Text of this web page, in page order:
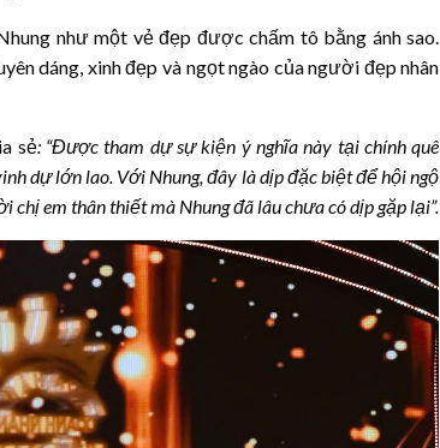
như một vẻ đẹp được chấm tô bằng ánh sao.
dáng, xinh đẹp và ngọt ngào của người đẹp nhân
sẻ: “Được tham dự sự kiện ý nghĩa này tại chính quê
dự lớn lao. Với Nhung, đây là dịp đặc biệt để hội ngộ
chị em thân thiết mà Nhung đã lâu chưa có dịp gặp lại”.